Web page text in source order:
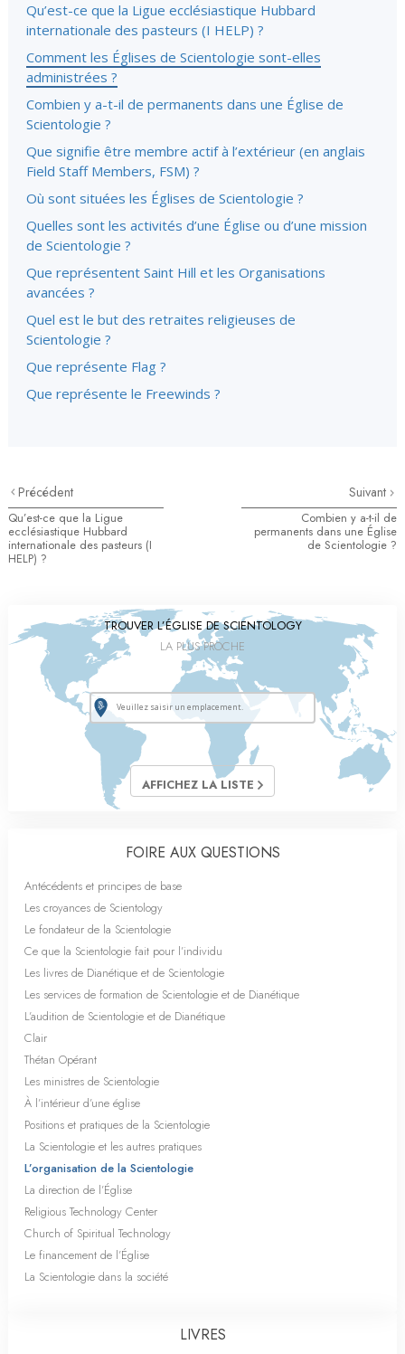
Qu’est-ce que la Ligue ecclésiastique Hubbard
internationale des pasteurs (I HELP) ?
Comment les Églises de Scientologie sont-elles
administrées ?
Combien y a-t-il de permanents dans une Église de
Scientologie ?
Que signifie être membre actif à l’extérieur (en anglais
Field Staff Members, FSM) ?
Où sont situées les Églises de Scientologie ?
Quelles sont les activités d’une Église ou d’une mission
de Scientologie ?
Que représentent Saint Hill et les Organisations
avancées ?
Quel est le but des retraites religieuses de
Scientologie ?
Que représente Flag ?
Que représente le Freewinds ?
Précédent
Qu’est-ce que la Ligue
ecclésiastique Hubbard
internationale des pasteurs (I
HELP) ?
Suivant
Combien y a-t-il de
permanents dans une Église
de Scientologie ?
TROUVER L’ÉGLISE DE SCIENTOLOGY
LA PLUS PROCHE
AFFICHEZ LA LISTE
FOIRE AUX QUESTIONS
Antécédents et principes de base
Les croyances de Scientology
Le fondateur de la Scientologie
Ce que la Scientologie fait pour l’individu
Les livres de Dianétique et de Scientologie
Les services de formation de Scientologie et de Dianétique
L’audition de Scientologie et de Dianétique
Clair
Thétan Opérant
Les ministres de Scientologie
À l’intérieur d’une église
Positions et pratiques de la Scientologie
La Scientologie et les autres pratiques
L’organisation de la Scientologie
La direction de l’Église
Religious Technology Center
Church of Spiritual Technology
Le financement de l’Église
La Scientologie dans la société
LIVRES